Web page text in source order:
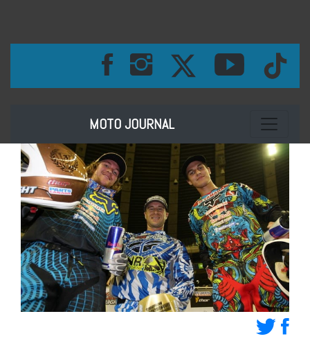
MOTO JOURNAL Toggle